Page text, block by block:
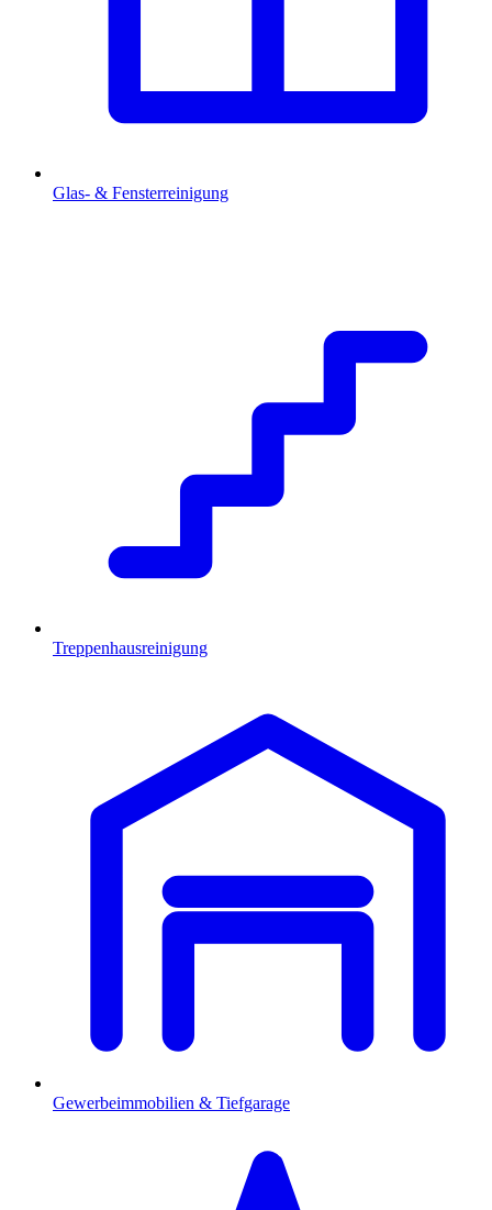
Glas- & Fensterreinigung
Treppenhausreinigung
Gewerbeimmobilien & Tiefgarage